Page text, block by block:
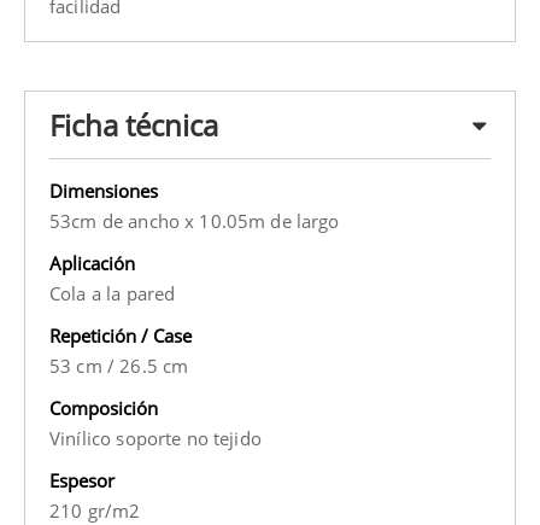
facilidad
Ficha técnica
Dimensiones
53cm de ancho x 10.05m de largo
Aplicación
Cola a la pared
Repetición / Case
53 cm /26.5 cm
Composición
Vinílico soporte no tejido
Espesor
210 gr/m2